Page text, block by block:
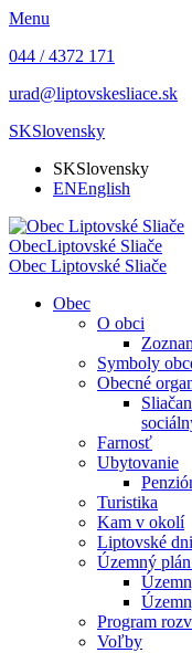
Menu
044 / 4372 171
urad@liptovskesliace.sk
SKSlovensky
SKSlovensky
ENEnglish
ObecLiptovské Sliače
Obec Liptovské Sliače
Obec
O obci
Symboly
Obecné
Farnosť
Ubytovanie
Turistika
Kam v okolí
Liptovské
Územný
Program
Voľby